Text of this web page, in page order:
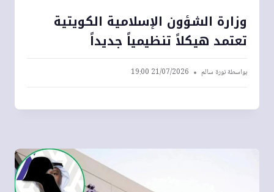
وزارة الشؤون الإسلامية الكويتية
تعتمد هيكلاً تنظيمياً جديداً
بواسطةنورة سالم 21/07/2026 19:00